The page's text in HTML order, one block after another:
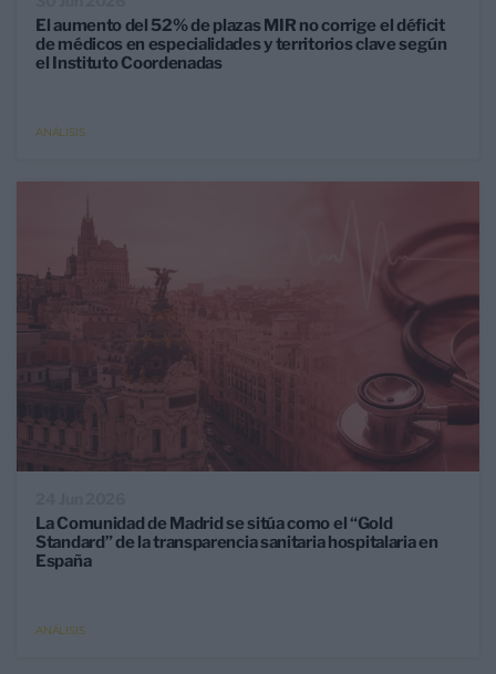
El aumento del 52% de plazas MIR no corrige el déficit
de médicos en especialidades y territorios clave según
el Instituto Coordenadas
ANÁLISIS
La Comunidad de Madrid se sitúa como el “Gold
Standard” de la transparencia sanitaria hospitalaria en
España
ANÁLISIS